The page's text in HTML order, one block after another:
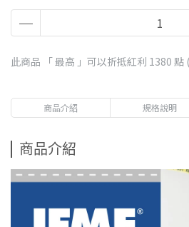
此商品 「 最高 」可以折抵紅利 1380 點
商品介紹 規格說明
商品介紹